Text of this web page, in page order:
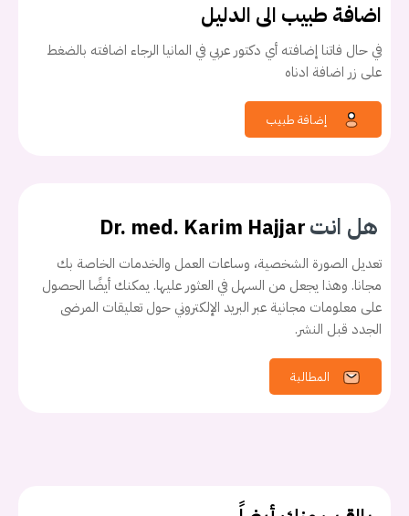
يجب عليك تسجيل الدخول حتى يمكنك طرح سؤال.
اضافة طبيب الى الدليل
في حال فاتنا إضافته أي دكتور عربي في المانيا الرجاء اضافته بالضغط
على زر اضافة ادناه
هل انتDr. med. Karim Hajjar
تعديل الصورة الشخصية، وساعات العمل والخدمات الخاصة بك
مجانا. وهذا يجعل من السهل في العثور عليها. يمكنك أيضًا الحصول
على معلومات مجانية عبر البريد الإلكتروني حول تعليقات المرضى
الجدد قبل النشر.
المطالبة